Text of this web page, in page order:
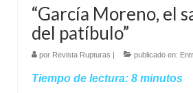
“García Moreno, el
del patíbulo”
por Revista Rupturas publicado en:
Tiempo de lectura: 8 minutos